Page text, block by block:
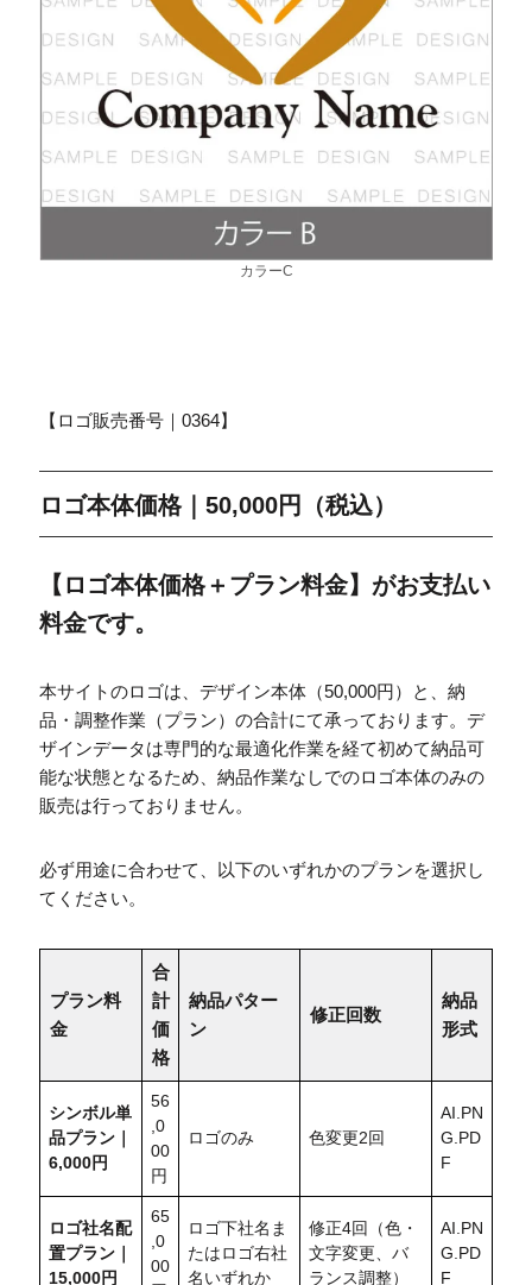
カラーC
【ロゴ販売番号｜0364】
ロゴ本体価格｜50,000円（税込）
【ロゴ本体価格＋プラン料金】がお支払い
料金です。
本サイトのロゴは、デザイン本体（50,000円）と、納
品・調整作業（プラン）の合計にて承っております。デ
ザインデータは専門的な最適化作業を経て初めて納品可
能な状態となるため、納品作業なしでのロゴ本体のみの
販売は行っておりません。
必ず用途に合わせて、以下のいずれかのプランを選択し
てください。
プラン料
金
合
計
価
格
納品パター
ン
修正回数
納品
形式
シンボル単
品プラン｜
6,000円
56
,0
00
円
ロゴのみ 色変更2回
AI.PN
G.PD
F
ロゴ社名配
置プラン｜
15,000円
65
,0
00
ロゴ下社名ま
たはロゴ右社
名いずれか
修正4回（色・
文字変更、バ
ランス調整）
AI.PN
G.PD
F